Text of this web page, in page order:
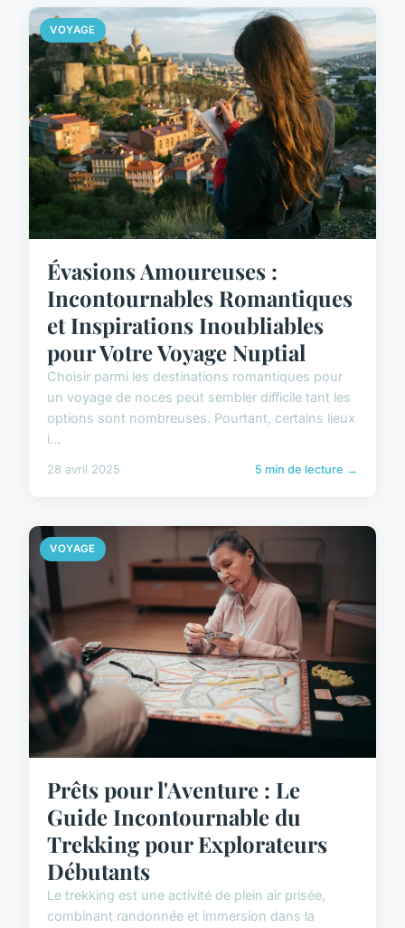
VOYAGE
Évasions Amoureuses :
Incontournables Romantiques
et Inspirations Inoubliables
pour Votre Voyage Nuptial
Choisir parmi les destinations romantiques pour
un voyage de noces peut sembler difficile tant les
options sont nombreuses. Pourtant, certains lieux
i...
28 avril 2025 5 min de lecture →
VOYAGE
Prêts pour l'Aventure : Le
Guide Incontournable du
Trekking pour Explorateurs
Débutants
Le trekking est une activité de plein air prisée,
combinant randonnée et immersion dans la